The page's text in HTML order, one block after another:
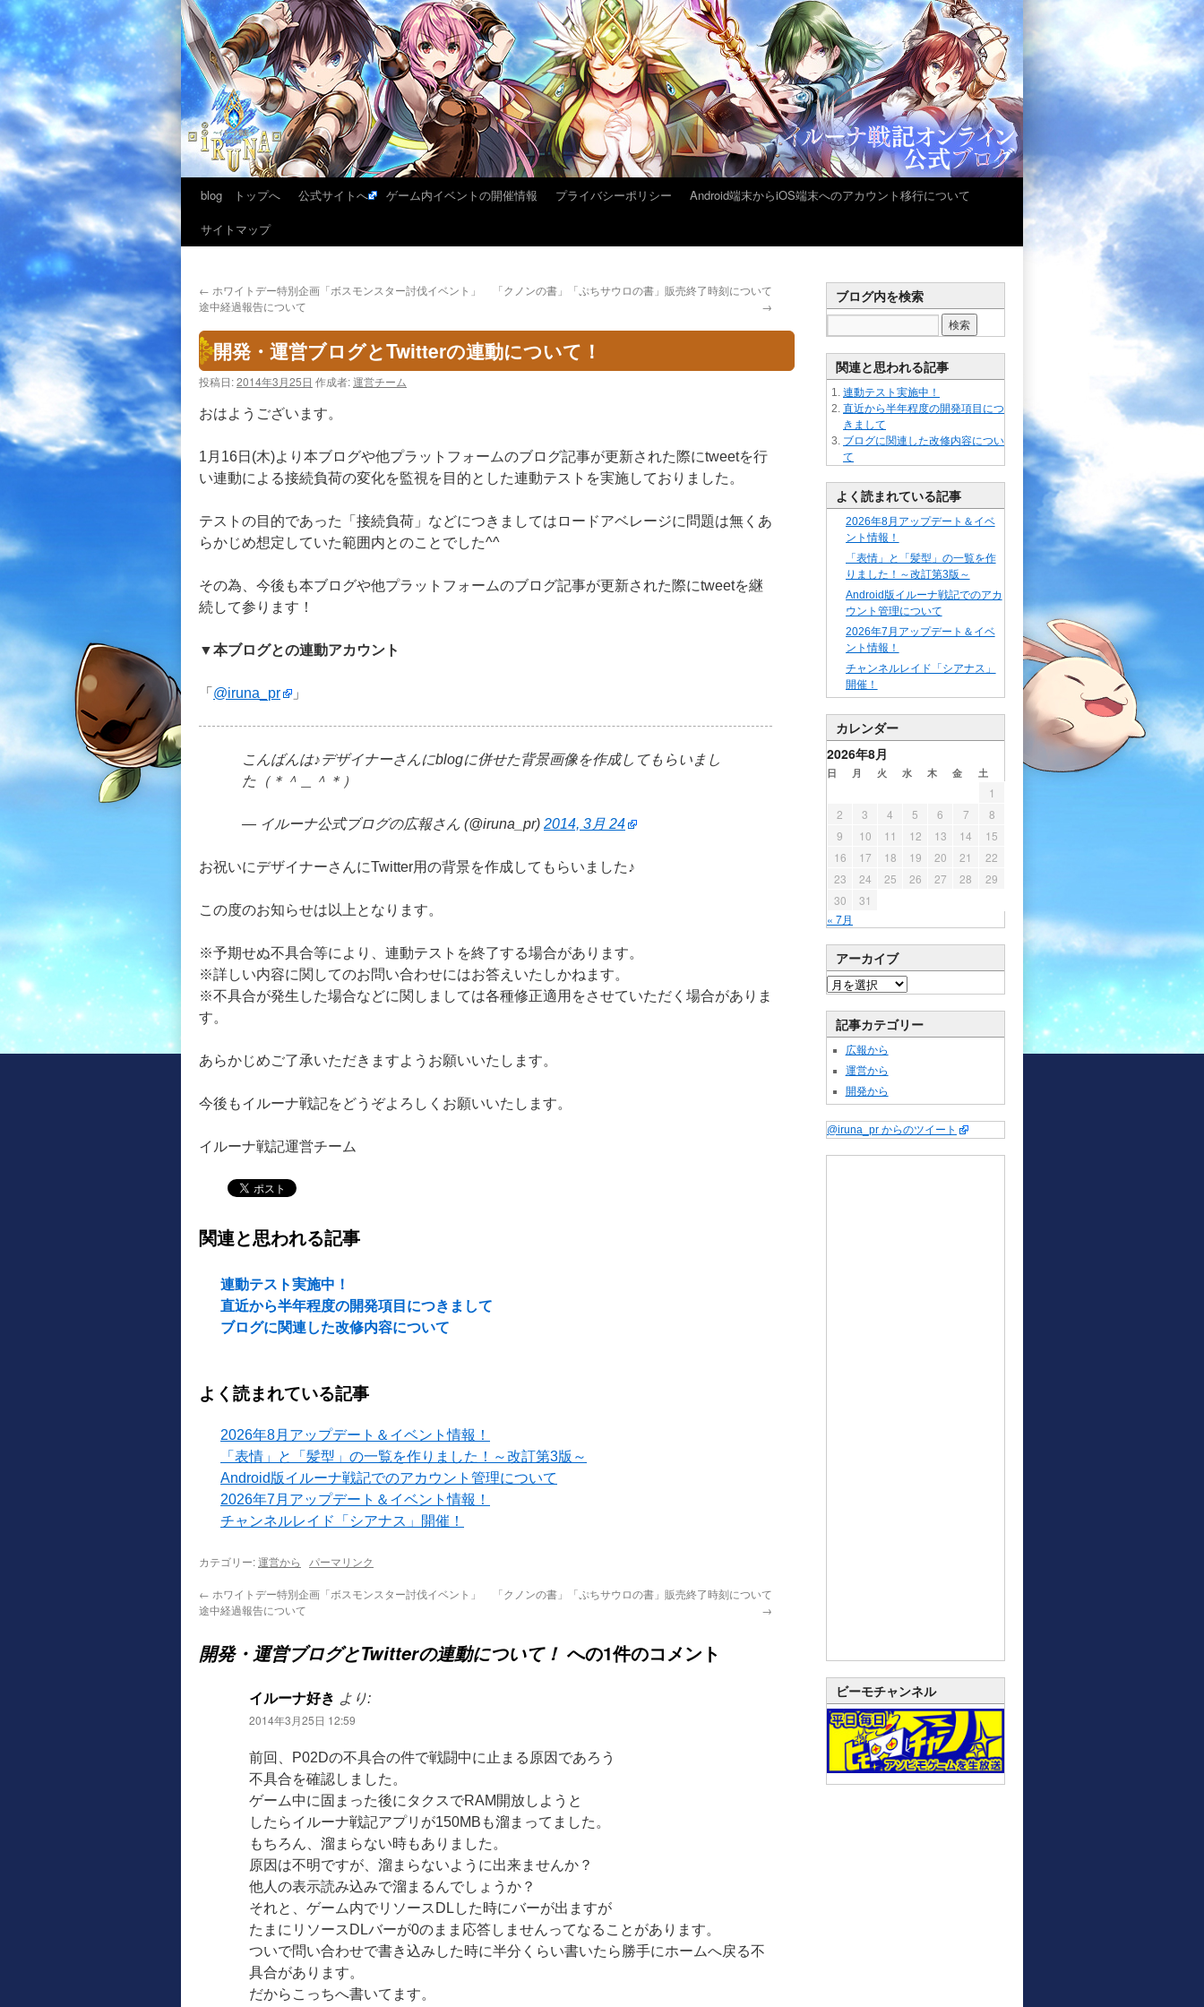
blog トップへ 公式サイトへ ゲーム内イベントの開催情報 プライバシーポリシー
Android端末からiOS端末へのアカウント移行について
サイトマップ
← ホワイトデー特別企画「ボスモンスター討伐イベント」
途中経過報告について
「クノンの書」「ぷちサウロの書」販売終了時刻について
→
開発・運営ブログとTwitterの連動について！
投稿日:2014年3月25日 作成者:運営チーム
おはようございます。
1月16日(木)より本ブログや他プラットフォームのブログ記事が更新された際にtweetを行
い連動による接続負荷の変化を監視を目的とした連動テストを実施しておりました。
テストの目的であった「接続負荷」などにつきましてはロードアベレージに問題は無くあ
らかじめ想定していた範囲内とのことでした^^
その為、今後も本ブログや他プラットフォームのブログ記事が更新された際にtweetを継
続して参ります！
▼本ブログとの連動アカウント
「 @iruna_pr 」
こんばんは♪デザイナーさんにblogに併せた背景画像を作成してもらいまし
た（＊＾＿＾＊）
— イルーナ公式ブログの広報さん (@iruna_pr) 2014, 3月 24
お祝いにデザイナーさんにTwitter用の背景を作成してもらいました♪
この度のお知らせは以上となります。
※予期せぬ不具合等により、連動テストを終了する場合があります。
※詳しい内容に関してのお問い合わせにはお答えいたしかねます。
※不具合が発生した場合などに関しましては各種修正適用をさせていただく場合がありま
す。
あらかじめご了承いただきますようお願いいたします。
今後もイルーナ戦記をどうぞよろしくお願いいたします。
イルーナ戦記運営チーム
関連と思われる記事
連動テスト実施中！
直近から半年程度の開発項目につきまして
ブログに関連した改修内容について
よく読まれている記事
2026年8月アップデート＆イベント情報！
「表情」と「髪型」の一覧を作りました！～改訂第3版～
Android版イルーナ戦記でのアカウント管理について
2026年7月アップデート＆イベント情報！
チャンネルレイド「シアナス」開催！
カテゴリー:運営から パーマリンク
← ホワイトデー特別企画「ボスモンスター討伐イベント」
途中経過報告について
「クノンの書」「ぷちサウロの書」販売終了時刻について
→
開発・運営ブログとTwitterの連動について！ への1件のコメント
イルーナ好き より:
2014年3月25日 12:59
前回、P02Dの不具合の件で戦闘中に止まる原因であろう
不具合を確認しました。
ゲーム中に固まった後にタクスでRAM開放しようと
したらイルーナ戦記アプリが150MBも溜まってました。
もちろん、溜まらない時もありました。
原因は不明ですが、溜まらないように出来ませんか？
他人の表示読み込みで溜まるんでしょうか？
それと、ゲーム内でリソースDLした時にバーが出ますが
たまにリソースDLバーが0のまま応答しませんってなることがあります。
ついで問い合わせで書き込みした時に半分くらい書いたら勝手にホームへ戻る不
具合があります。
だからこっちへ書いてます。
ブログ内を検索
関連と思われる記事
連動テスト実施中！
直近から半年程度の開発項目につ
きまして
ブログに関連した改修内容につい
て
よく読まれている記事
2026年8月アップデート＆イベ
ント情報！
「表情」と「髪型」の一覧を作
りました！～改訂第3版～
Android版イルーナ戦記でのアカ
ウント管理について
2026年7月アップデート＆イベ
ント情報！
チャンネルレイド「シアナス」
開催！
カレンダー
2026年8月
日 月 火 水 木 金 土
« 7月
1
2
3 4 5 6 7
8
9
10 11 12 13 14
15
16
17 18 19 20 21
22
23
24 25 26 27 28
29
30
31
アーカイブ
記事カテゴリー
広報から
運営から
開発から
@iruna_pr からのツイート
ビーモチャンネル